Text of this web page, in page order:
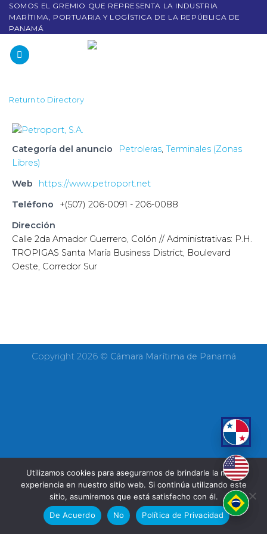
SOMOS EL GREMIO QUE REPRESENTA LA INDUSTRIA
MARÍTIMA, PORTUARIA Y LOGÍSTICA DE LA REPÚBLICA DE
PANAMÁ
Return to Directory
Categoría del anuncio Petroleras, Terminales (Zonas
Libres)
Web
https://www.petroport.net
Teléfono
+(507) 206-0091 - 206-0088
Dirección
Calle 2da Amador Guerrero, Colón // Administrativas: P.H.
TROPIGAS Santa María Business District, Boulevard
Oeste, Corredor Sur
Copyright 2026 © Cámara Marítima de Panamá
Utilizamos cookies para asegurarnos de brindarle la mejor
experiencia en nuestro sitio web. Si continúa utilizando este
sitio, asumiremos que está satisfecho con él.
De Acuerdo
No Política de Privacidad